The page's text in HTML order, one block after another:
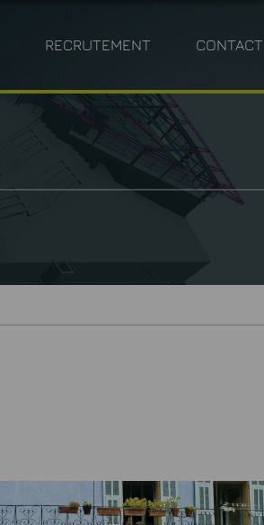
POLITIQUE ENVIRONNEMENTALE
MÉTROLOGIE
RECRUTEMENT CONTACT